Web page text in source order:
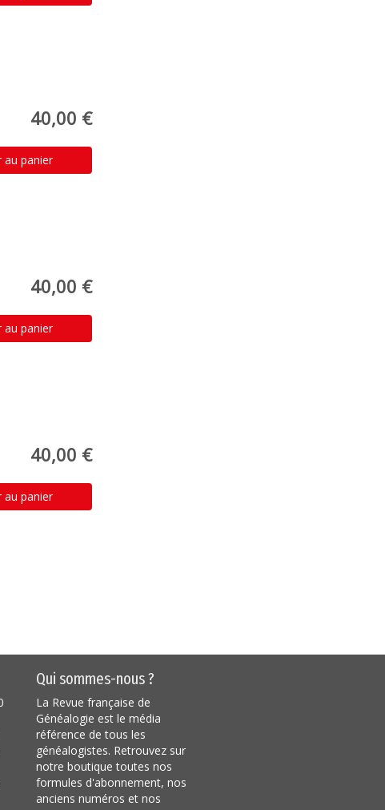
40,00 €
au panier
40,00 €
au panier
40,00 €
au panier
Qui sommes-nous ?
La Revue française de
Généalogie est le média
référence de tous les
généalogistes. Retrouvez sur
notre boutique toutes nos
formules d'abonnement, nos
anciens numéros et nos